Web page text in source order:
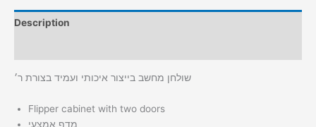
Description
שולחן מחשב בייצור איכותי ועמיד בצורת ר׳
Flipper cabinet with two doors
מדף אמצעי